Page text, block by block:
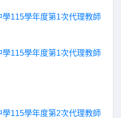
115學年度第1次代理教師
115學年度第1次代理教師
115學年度第2次代理教師